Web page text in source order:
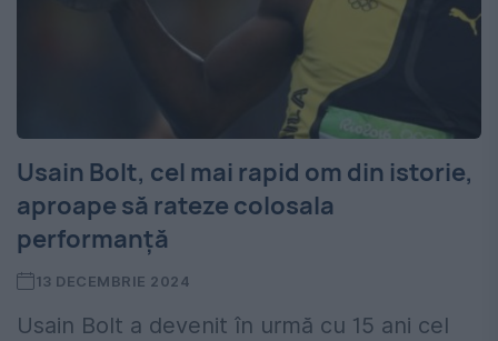
Usain Bolt, cel mai rapid om din istorie,
aproape să rateze colosala
performanță
13 DECEMBRIE 2024
Usain Bolt a devenit în urmă cu 15 ani cel